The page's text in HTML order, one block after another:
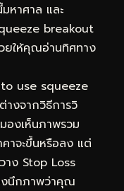
หาศาล และ
breakout
ยให้คุณอ่านทิศทาง
use squeeze
งจากวิธีการวิ
องเห็นภาพรวม
าจะขึ้นหรือลง แต่
าง Stop Loss
งนึกภาพว่าคุณ